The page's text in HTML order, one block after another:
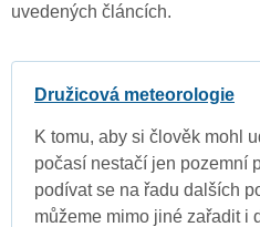
uvedených článcích.
Družicová meteorologie
K tomu, aby si člověk mohl
počasí nestačí jen pozemní
podívat se na řadu dalších
můžeme mimo jiné zařadit i